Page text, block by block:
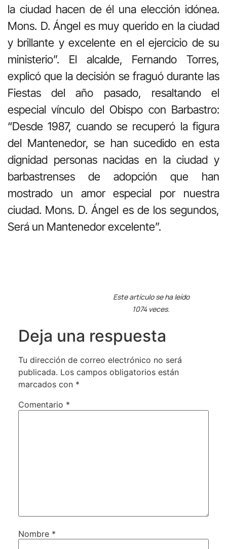
la ciudad hacen de él una elección idónea.
Mons. D. Ángel es muy querido en la ciudad
y brillante y excelente en el ejercicio de su
ministerio”. El alcalde, Fernando Torres,
explicó que la decisión se fraguó durante las
Fiestas del año pasado, resaltando el
especial vínculo del Obispo con Barbastro:
“Desde 1987, cuando se recuperó la figura
del Mantenedor, se han sucedido en esta
dignidad personas nacidas en la ciudad y
barbastrenses de adopción que han
mostrado un amor especial por nuestra
ciudad. Mons. D. Ángel es de los segundos,
Será un Mantenedor excelente”.
Este artículo se ha leído
1074 veces.
Deja una respuesta
Tu dirección de correo electrónico no será
publicada. Los campos obligatorios están
marcados con *
Comentario *
Nombre *